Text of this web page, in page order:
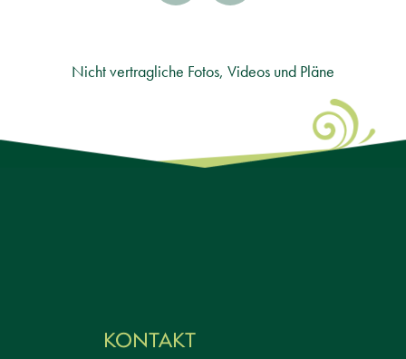
Nicht vertragliche Fotos, Videos und Pläne
KONTAKT